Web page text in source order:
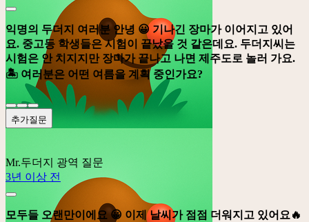
익명의 두더지 여러분 안녕 😀 기나긴 장마가 이어지고 있어
요. 중고등 학생들은 시험이 끝났을 것 같은데요. 두더지씨는
시험은 안 치지지만 장마가 끝나고 나면 제주도로 놀러 가요.
🏝️️ 여러분은 어떤 여름을 계획 중인가요?
추가질문
Mr.두더지
광역 질문
3년 이상 전
모두들 오랜만이에요 😀 이제 날씨가 점점 더워지고 있어요🔥